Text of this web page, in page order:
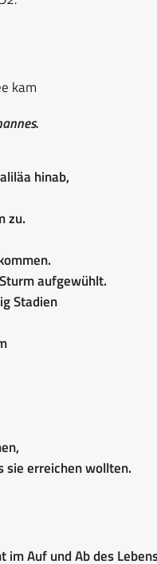
kam
hinab,
zu.
aufgewühlt.
Stadien
sie erreichen wollten.
im Auf und Ab des